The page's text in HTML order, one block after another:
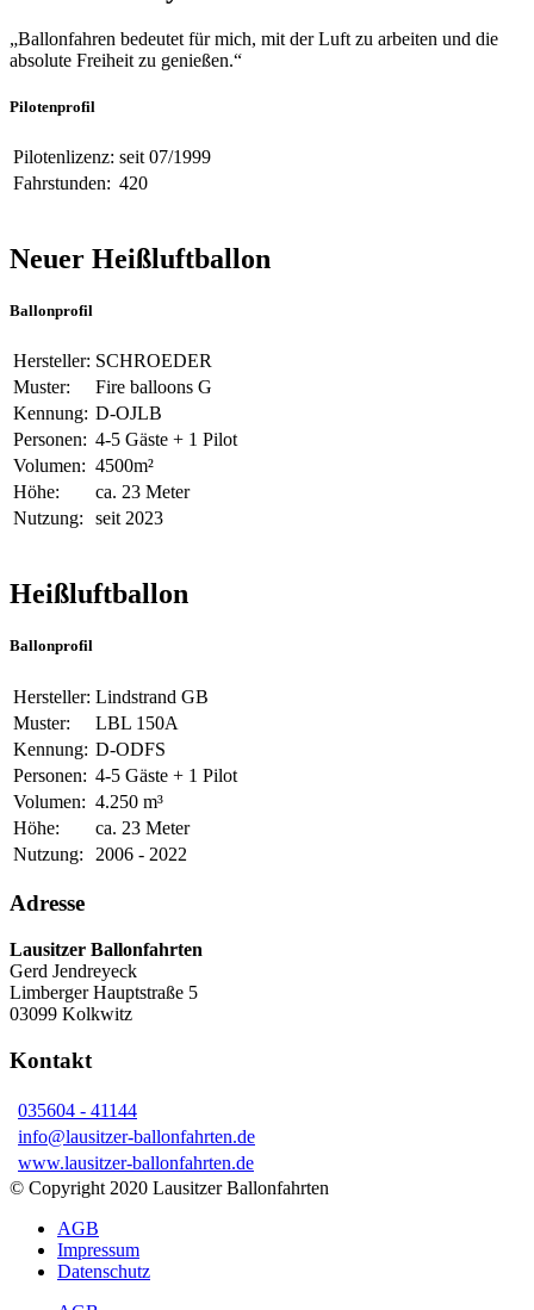
„Ballonfahren bedeutet für mich, mit der Luft zu arbeiten und die
absolute Freiheit zu genießen.“
Pilotenprofil
Pilotenlizenz: seit 07/1999
Fahrstunden: 420
Neuer Heißluftballon
Ballonprofil
Hersteller: SCHROEDER
Muster:
Fire balloons G
Kennung: D-OJLB
Personen: 4-5 Gäste + 1 Pilot
Volumen: 4500m²
Höhe:
ca. 23 Meter
Nutzung:
seit 2023
Heißluftballon
Ballonprofil
Hersteller: Lindstrand GB
Muster:
LBL 150A
Kennung: D-ODFS
Personen: 4-5 Gäste + 1 Pilot
Volumen: 4.250 m³
Höhe:
ca. 23 Meter
Nutzung:
2006 - 2022
Adresse
Lausitzer Ballonfahrten
Gerd Jendreyeck
Limberger Hauptstraße 5
03099 Kolkwitz
Kontakt
035604 - 41144
info@lausitzer-ballonfahrten.de
www.lausitzer-ballonfahrten.de
© Copyright 2020 Lausitzer Ballonfahrten
AGB
Impressum
Datenschutz